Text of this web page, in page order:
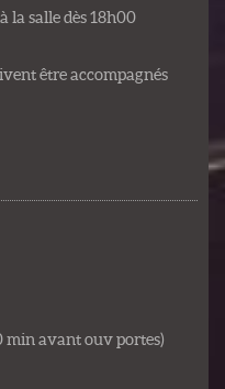
la salle dès 18h00
être accompagnés
min avant ouv portes)